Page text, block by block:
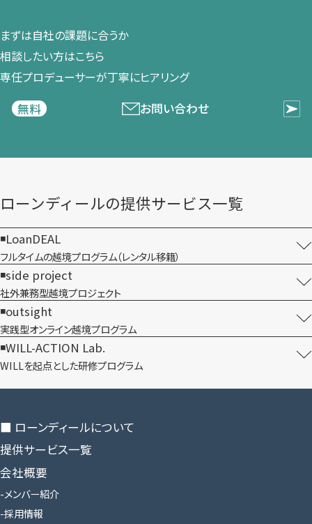
まずは​自社の​課題に​合うか​
相談したい方は​こちら
専任プロデューサーが​丁寧に​ヒアリング
無料
お問い合わせ
ローンディールの​提供サービス一覧
LoanDEAL
フルタイムの越境プログラム​（レンタル移籍）
side project
社外兼務型​越境プロジェクト
outsight
実践型オンライン​越境プログラム
WILL-ACTION Lab.
WILLを​起点とした​研修プログラム
■ ローンディールに​ついて
提供サービス一覧
会社概要
メンバー紹介
採用情報